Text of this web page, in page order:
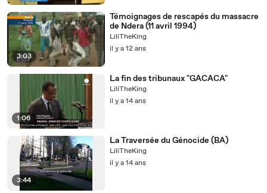
3:03
Témoignages de rescapés du massacre
de Ndera (11 avril 1994)
LiliTheKing
il y a 12 ans
1:06
La fin des tribunaux "GACACA"
LiliTheKing
il y a 14 ans
3:44
La Traversée du Génocide (BA)
LiliTheKing
il y a 14 ans